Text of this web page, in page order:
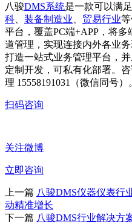
八骏DMS系统是一款可以满足
科
装备制造业 贸易行业
平台，覆盖PC端+APP，将
道管理，实现连接内外各业
打造一站式业务管理平台，
定制开发，可私有化部署。
理 15558191031（微信同号）
扫码咨询
关注微博
立即咨询
上一篇 八骏DMS仪器仪表行
动精准增长
下一篇 八骏DMS行业解决方